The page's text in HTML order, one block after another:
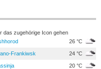
das zugehörige Icon gehen
26 °C
Frankiwsk 24 °C
20 °C